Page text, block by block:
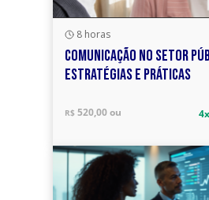
8 horas
COMUNICAÇÃO NO SETOR
ESTRATÉGIAS E PRÁTICAS
R$ 520,00 ou